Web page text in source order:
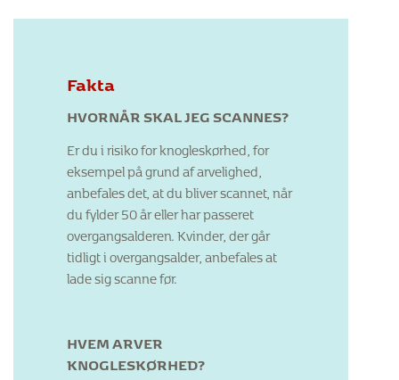
Fakta
HVORNÅR SKAL JEG SCANNES?
Er du i risiko for knogleskørhed, for
eksempel på grund af arvelighed,
anbefales det, at du bliver scannet, når
du fylder 50 år eller har passeret
overgangsalderen. Kvinder, der går
tidligt i overgangsalder, anbefales at
lade sig scanne før.
HVEM ARVER
KNOGLESKØRHED?